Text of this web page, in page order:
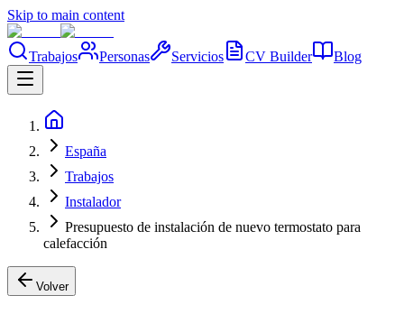
Skip to main content
Trabajos Personas Servicios CV Builder Blog
España
Trabajos
Instalador
Presupuesto de instalación de nuevo termostato para
calefacción
Volver